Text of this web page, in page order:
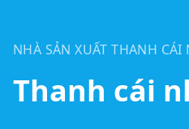
NHÀ SẢN XUẤT THANH CÁI
Thanh cái